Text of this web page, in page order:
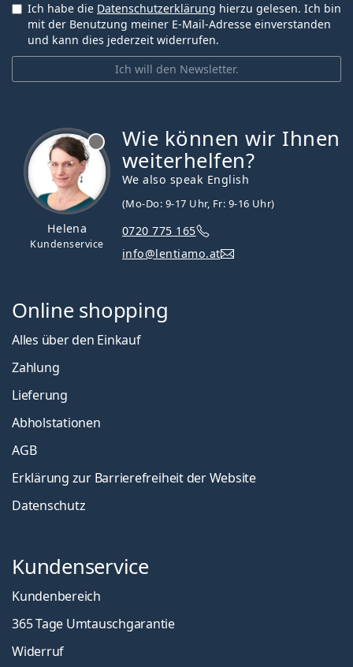
Ich will den Newsletter.
Ich habe die Datenschutzerklärung hierzu gelesen. Ich bin
mit der Benutzung meiner E-Mail-Adresse einverstanden
und kann dies jederzeit widerrufen.
Helena
Kundenservice
Wie können wir Ihnen
weiterhelfen?
We also speak English
(Mo-Do: 9-17 Uhr, Fr: 9-16 Uhr)
0720 775 165
info@lentiamo.at
Online shopping
Alles über den Einkauf
Zahlung
Lieferung
Abholstationen
AGB
Erklärung zur Barrierefreiheit der Website
Datenschutz
Kundenservice
Kundenbereich
365 Tage Umtauschgarantie
Widerruf